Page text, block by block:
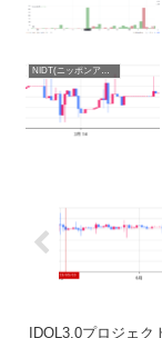
IDOL3.0プロジェク